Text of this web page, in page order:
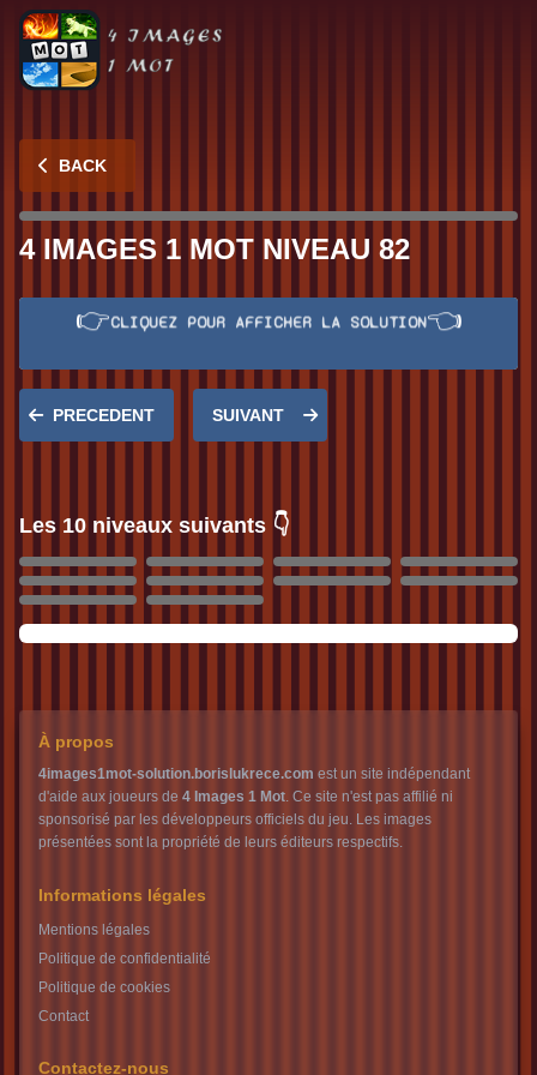
BACK
4 IMAGES 1 MOT NIVEAU 82
Réponse:QUEUE
👉CLIQUEZ POUR AFFICHER LA SOLUTION👈
PRECEDENT SUIVANT
Les 10 niveaux suivants 👇
87
88 89
90
91
92
À propos
4images1mot-solution.borislukrece.com est un site indépendant
d'aide aux joueurs de 4 Images 1 Mot. Ce site n'est pas affilié ni
sponsorisé par les développeurs officiels du jeu. Les images
présentées sont la propriété de leurs éditeurs respectifs.
Informations légales
Mentions légales
Politique de confidentialité
Politique de cookies
Contact
Contactez-nous